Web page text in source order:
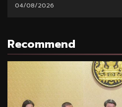
04/08/2026
Recommend